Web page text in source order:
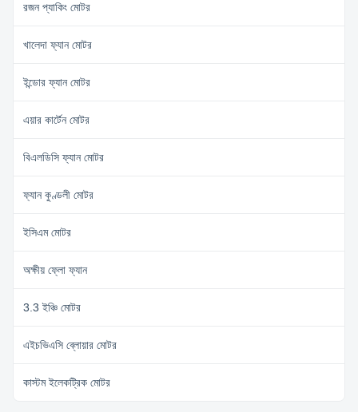
রজন প্যাকিং মোটর
খালেদা ফ্যান মোটর
ইন্ডোর ফ্যান মোটর
এয়ার কার্টেন মোটর
বিএলডিসি ফ্যান মোটর
ফ্যান কুণ্ডলী মোটর
ইসিএম মোটর
অক্ষীয় ফ্লো ফ্যান
3.3 ইঞ্চি মোটর
এইচভিএসি ব্লোয়ার মোটর
কাস্টম ইলেকট্রিক মোটর